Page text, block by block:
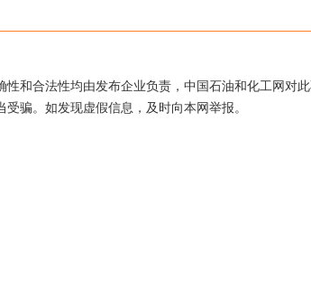
和合法性均由发布企业负责，中国石油和化工网对
骗。如发现虚假信息，及时向本网举报。